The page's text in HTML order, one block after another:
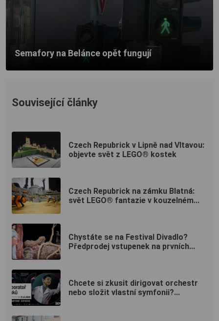
Semafory na Belánce opět fungují
Související články
Czech Repubrick v Lipně nad Vltavou:
objevte svět z LEGO® kostek
Czech Repubrick na zámku Blatná:
svět LEGO® fantazie v kouzelném...
Chystáte se na Festival Divadlo?
Předprodej vstupenek na prvních...
Chcete si zkusit dirigovat orchestr
nebo složit vlastní symfonii?...